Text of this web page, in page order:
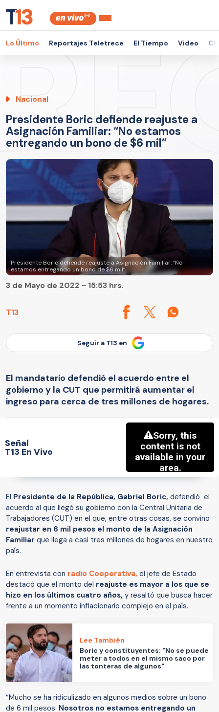
Lo Último Reportajes Teletrece El Tiempo Video
Nacional
Presidente Boric defiende reajuste a
Asignación Familiar: “No estamos
entregando un bono de $6 mil”
Presidente Boric defiende reajuste a Asignación Familiar: “No
estamos entregando un bono de $6 mil”
T13
3 de Mayo de 2022 - 15:53 hrs.
Seguir a T13 en
El mandatario defendió el acuerdo entre el
gobierno y la CUT que permitirá aumentar el
ingreso para cerca de tres millones de hogares.
Señal
T13 En Vivo
El Presidente de la República, Gabriel Boric, defendió el
acuerdo al que llegó su gobierno con la Central Unitaria de
Trabajadores (CUT) en el que, entre otras cosas, se convino
reajustar en 6 mil pesos el monto de la Asignación
Familiar que llega a casi tres millones de hogares en nuestro
país.
En entrevista con radio Cooperativa, el jefe de Estado
destacó que el monto del reajuste es mayor a los que se
hizo en los últimos cuatro años, y resaltó que busca hacer
frente a un momento inflacionario complejo en el país.
Lee También
Boric y constituyentes: "No se puede
meter a todos en el mismo saco por
las tonteras de algunos"
“Mucho se ha ridiculizado en algunos medios sobre un bono
de 6 mil pesos. Nosotros no estamos entregando un